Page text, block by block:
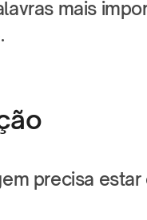
mais
precisa